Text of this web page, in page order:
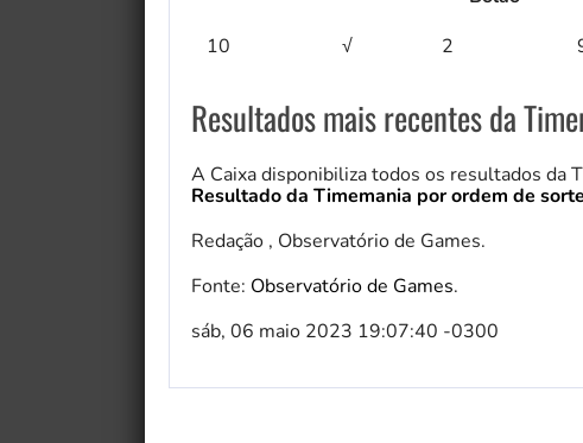
10
√ 2
Resultados mais recentes da
A Caixa disponibiliza todos os resultados da
Resultado da Timemania por ordem de
Redação , Observatório de Games.
Fonte: Observatório de Games.
sáb, 06 maio 2023 19:07:40 -0300